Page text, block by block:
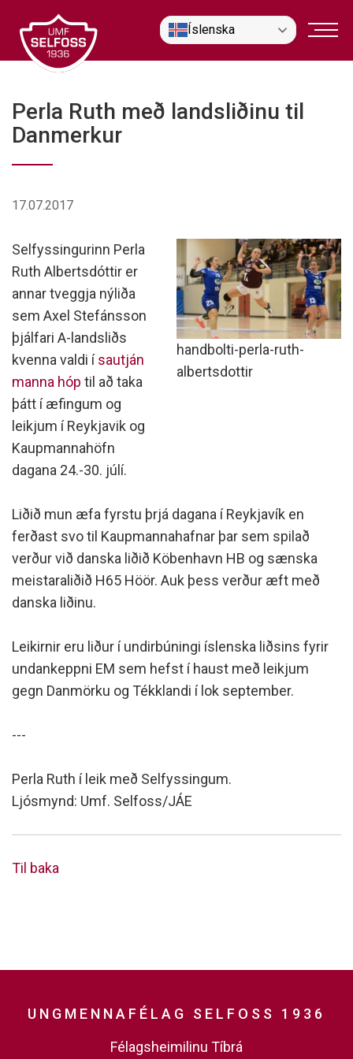
efni
Íslenska
Perla Ruth með landsliðinu til
Danmerkur
17.07.2017
handbolti-perla-ruth-
albertsdottir
Selfyssingurinn Perla
Ruth Albertsdóttir er
annar tveggja nýliða
sem Axel Stefánsson
þjálfari A-landsliðs
kvenna valdi ísautján
manna hóp til að taka
þátt í æfingum og
leikjum í Reykjavik og
Kaupmannahöfn
dagana 24.-30. júlí.
Liðið mun æfa fyrstu þrjá dagana í Reykjavík en
ferðast svo til Kaupmannahafnar þar sem spilað
verður við danska liðið Köbenhavn HB og sænska
meistaraliðið H65 Höör. Auk þess verður æft með
danska liðinu.
Leikirnir eru liður í undirbúningi íslenska liðsins fyrir
undankeppni EM sem hefst í haust með leikjum
gegn Danmörku og Tékklandi í lok september.
---
Perla Ruth í leik með Selfyssingum.
Ljósmynd: Umf. Selfoss/JÁE
Til baka
UNGMENNAFÉLAG SELFOSS 1936
Félagsheimilinu Tíbrá